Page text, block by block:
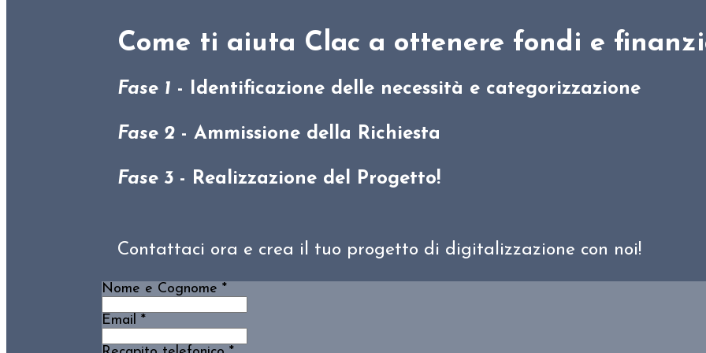
Come ti aiuta Clac a ottenere fondi e
Fase 1 - Identificazione delle necessità e categorizzazione
Fase 2 - Ammissione della Richiesta
Fase 3 - Realizzazione del Progetto!
Contattaci ora e crea il tuo progetto di digitalizzazione con noi!
Nome e Cognome *
Email *